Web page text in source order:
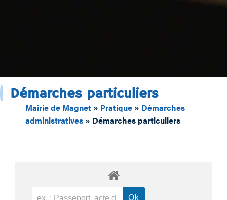
Démarches particuliers
Mairie de Magnet » Pratique » Démarches
administratives » Démarches particuliers